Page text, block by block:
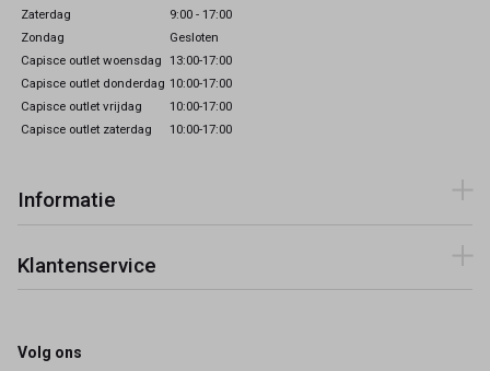
Zaterdag
9:00 - 17:00
Zondag
Gesloten
Capisce outlet woensdag 13:00-17:00
Capisce outlet donderdag 10:00-17:00
Capisce outlet vrijdag
10:00-17:00
Capisce outlet zaterdag
10:00-17:00
Informatie
Klantenservice
Volg ons